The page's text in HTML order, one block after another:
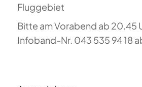
Fluggebiet
Bitte am Vorabend ab 20.45
Infoband-Nr. 043 535 94 18